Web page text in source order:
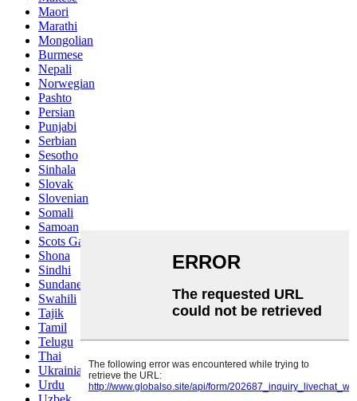
Maori
Marathi
Mongolian
Burmese
Nepali
Norwegian
Pashto
Persian
Punjabi
Serbian
Sesotho
Sinhala
Slovak
Slovenian
Somali
Samoan
Scots Gaelic
Shona
Sindhi
Sundanese
Swahili
Tajik
Tamil
Telugu
Thai
Ukrainian
Urdu